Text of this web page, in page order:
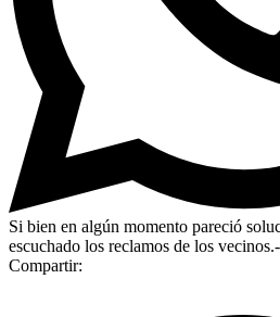
Si bien en algún momento pareció
escuchado los reclamos de los vecinos.-
Compartir: